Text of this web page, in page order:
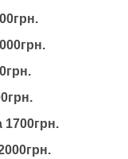
1700грн.